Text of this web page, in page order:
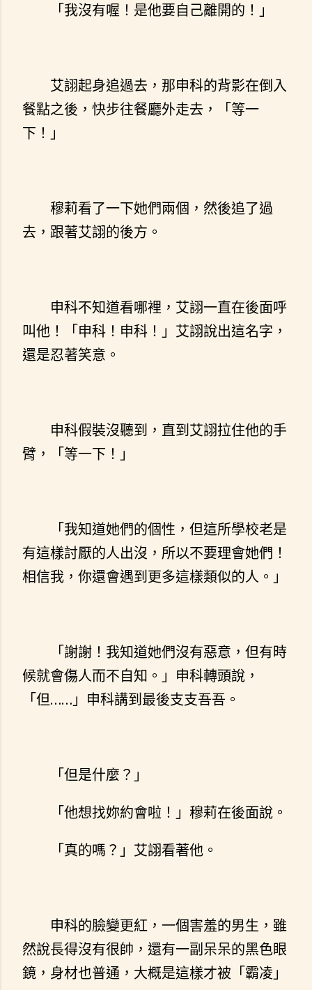
「我沒有喔！是他要自己離開的！」
艾詡起身追過去，那申科的背影在倒入
餐點之後，快步往餐廳外走去，「等一
下！」
穆莉看了一下她們兩個，然後追了過
去，跟著艾詡的後方。
申科不知道看哪裡，艾詡一直在後面呼
叫他！「申科！申科！」艾詡說出這名字，
還是忍著笑意。
申科假裝沒聽到，直到艾詡拉住他的手
臂，「等一下！」
「我知道她們的個性，但這所學校老是
有這樣討厭的人出沒，所以不要理會她們！
相信我，你還會遇到更多這樣類似的人。」
「謝謝！我知道她們沒有惡意，但有時
候就會傷人而不自知。」申科轉頭說，
「但……」申科講到最後支支吾吾。
「但是什麼？」
「他想找妳約會啦！」穆莉在後面說。
「真的嗎？」艾詡看著他。
申科的臉變更紅，一個害羞的男生，雖
然說長得沒有很帥，還有一副呆呆的黑色眼
鏡，身材也普通，大概是這樣才被「霸凌」